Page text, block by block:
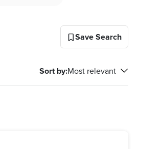
Save Search
Sort by:Most relevant